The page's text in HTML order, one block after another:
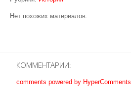
Нет похожих материалов.
КОММЕНТАРИИ:
comments powered by HyperComments